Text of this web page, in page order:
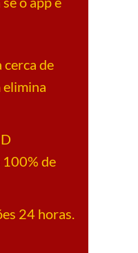
de
elimina
100% de
24 horas.